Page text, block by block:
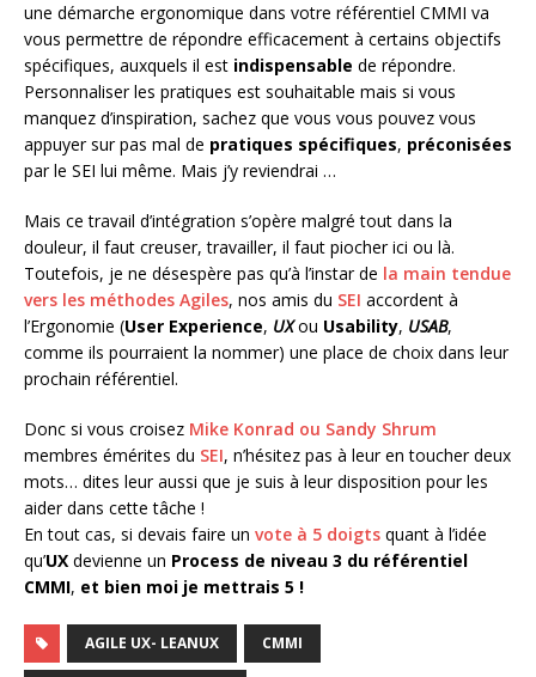
une démarche ergonomique dans votre référentiel CMMI va
vous permettre de répondre efficacement à certains objectifs
spécifiques, auxquels il est indispensable de répondre.
Personnaliser les pratiques est souhaitable mais si vous
manquez d’inspiration, sachez que vous vous pouvez vous
appuyer sur pas mal de pratiques spécifiques, préconisées
par le SEI lui même. Mais j’y reviendrai …
Mais ce travail d’intégration s’opère malgré tout dans la
douleur, il faut creuser, travailler, il faut piocher ici ou là.
Toutefois, je ne désespère pas qu’à l’instar de la main tendue
vers les méthodes Agiles, nos amis du SEI accordent à
l’Ergonomie (User Experience, UXou Usability, USAB,
comme ils pourraient la nommer) une place de choix dans leur
prochain référentiel.
Donc si vous croisez Mike Konrad ou Sandy Shrum
membres émérites du SEI, n’hésitez pas à leur en toucher deux
mots… dites leur aussi que je suis à leur disposition pour les
aider dans cette tâche !
En tout cas, si devais faire un vote à 5 doigts quant à l’idée
qu’UX devienne un Process de niveau 3 du référentiel
CMMI, et bien moi je mettrais 5 !
AGILE UX- LEANUX CMMI